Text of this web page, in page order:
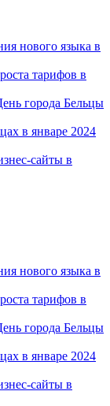
нового языка в
тарифов в
города Бельцы
в январе 2024
сайты в
нового языка в
тарифов в
города Бельцы
в январе 2024
сайты в